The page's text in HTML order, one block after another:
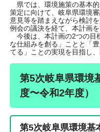
県では、環境施策の基本
策定に向けて、岐阜県環境
意見等を踏まえながら検討
例会の議決を経て、本計画を
今後は、本計画の2つの目
な仕組みを創る」ことと「
てる」ことの実現を目指し
第5次岐阜県環境
度〜令和2年度）
第5次岐阜県環境基